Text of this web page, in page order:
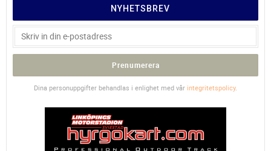
NYHETSBREV
Prenumerera
Dina personuppgifter behandlas i enlighet med vår integritetspolicy.